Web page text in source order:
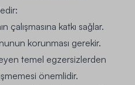
çalışmasına katkı sağlar.
korunması gerekir.
temel egzersizlerden
önemlidir.